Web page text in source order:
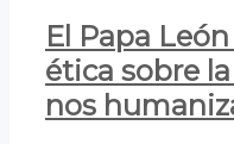
El Papa
ética sobre
nos